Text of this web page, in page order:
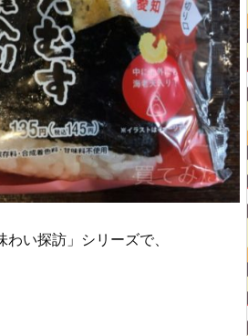
い探訪」シリーズで、